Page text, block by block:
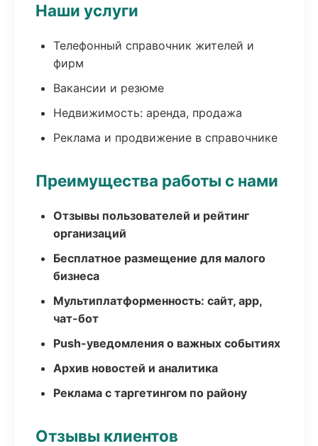
Наши услуги
Телефонный справочник жителей и
фирм
Вакансии и резюме
Недвижимость: аренда, продажа
Реклама и продвижение в справочнике
Преимущества работы с нами
Отзывы пользователей и рейтинг
организаций
Бесплатное размещение для малого
бизнеса
Мультиплатформенность: сайт, app,
чат-бот
Push-уведомления о важных событиях
Архив новостей и аналитика
Реклама с таргетингом по району
Отзывы клиентов